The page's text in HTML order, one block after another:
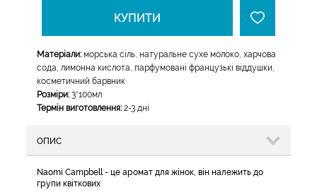
КУПИТИ
Матеріали: морська сіль, натуральне сухе молоко, харчова
сода, лимонна кислота, парфумовані французькі віддушки,
косметичний барвник
Розміри: 3*100мл
Термін виготовлення: 2-3 дні
ОПИС
Naomi Campbell - це аромат для жінок, він належить до
групи квіткових